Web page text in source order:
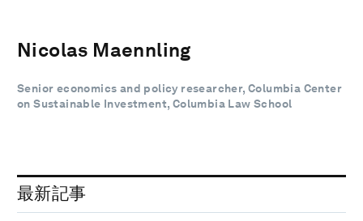
Nicolas Maennling
Senior economics and policy researcher, Columbia Center
on Sustainable Investment, Columbia Law School
最新記事